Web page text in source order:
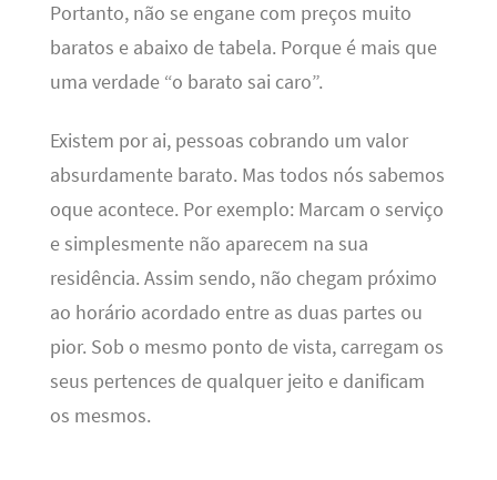
Portanto, não se engane com preços muito
baratos e abaixo de tabela. Porque é mais que
uma verdade “o barato sai caro”.
Existem por ai, pessoas cobrando um valor
absurdamente barato. Mas todos nós sabemos
oque acontece. Por exemplo: Marcam o serviço
e simplesmente não aparecem na sua
residência. Assim sendo, não chegam próximo
ao horário acordado entre as duas partes ou
pior. Sob o mesmo ponto de vista, carregam os
seus pertences de qualquer jeito e danificam
os mesmos.